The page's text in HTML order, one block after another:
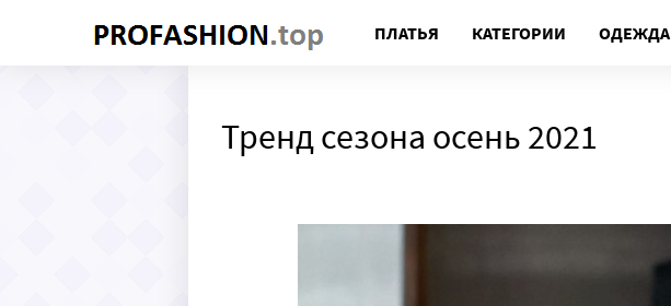
ПЛАТЬЯ КАТЕГОРИИ ОДЕЖДА
Тренд сезона осень 2021